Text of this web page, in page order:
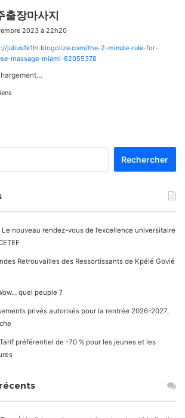
출장마사지
t
:
2023 à 22h20
julius1k1hl.blogolize.com/the-2-minute-rule-for-
massage-miami-62055378
Le nouveau rendez-vous de l’excellence universitaire
Retrouvailles des Ressortissants de Kpélé Govié
quel peuple ?
privés autorisés pour la rentrée 2026-2027,
préférentiel de -70 % pour les jeunes et les